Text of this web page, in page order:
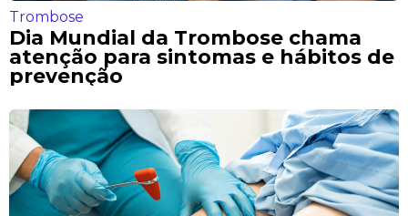
Trombose
Dia Mundial da Trombose chama
atenção para sintomas e hábitos de
prevenção